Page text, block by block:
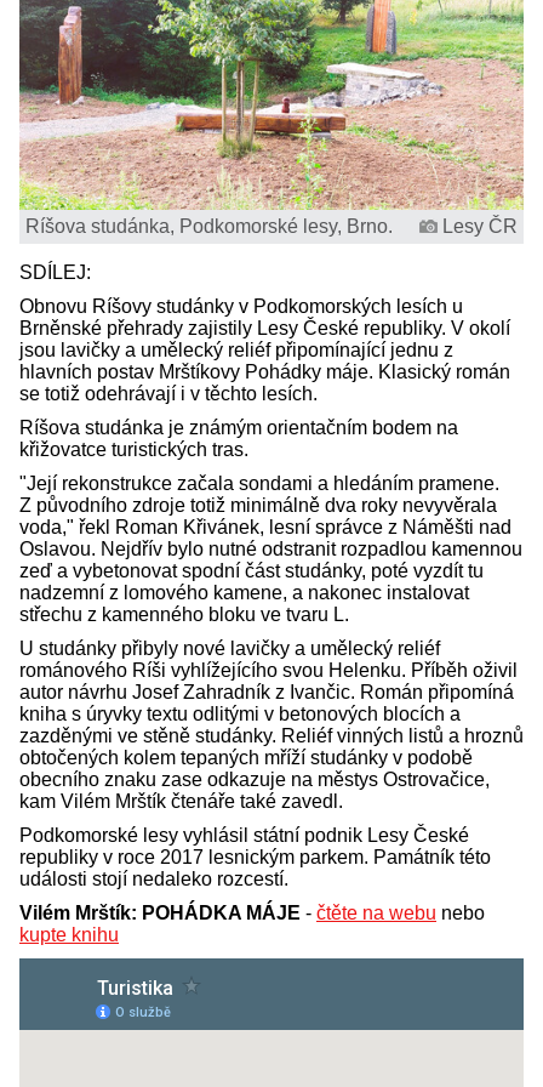
Ríšova studánka, Podkomorské lesy, Brno. Lesy ČR
SDÍLEJ:
Obnovu Ríšovy studánky v Podkomorských lesích u
Brněnské přehrady zajistily Lesy České republiky. V okolí
jsou lavičky a umělecký reliéf připomínající jednu z
hlavních postav Mrštíkovy Pohádky máje. Klasický román
se totiž odehrávají i v těchto lesích.
Ríšova studánka je známým orientačním bodem na
křižovatce turistických tras.
"Její rekonstrukce začala sondami a hledáním pramene.
Z původního zdroje totiž minimálně dva roky nevyvěrala
voda," řekl Roman Křivánek, lesní správce z Náměšti nad
Oslavou. Nejdřív bylo nutné odstranit rozpadlou kamennou
zeď a vybetonovat spodní část studánky, poté vyzdít tu
nadzemní z lomového kamene, a nakonec instalovat
střechu z kamenného bloku ve tvaru L.
U studánky přibyly nové lavičky a umělecký reliéf
románového Ríši vyhlížejícího svou Helenku. Příběh oživil
autor návrhu Josef Zahradník z Ivančic. Román připomíná
kniha s úryvky textu odlitými v betonových blocích a
zazděnými ve stěně studánky. Reliéf vinných listů a hroznů
obtočených kolem tepaných mříží studánky v podobě
obecního znaku zase odkazuje na městys Ostrovačice,
kam Vilém Mrštík čtenáře také zavedl.
Podkomorské lesy vyhlásil státní podnik Lesy České
republiky v roce 2017 lesnickým parkem. Památník této
události stojí nedaleko rozcestí.
Vilém Mrštík: POHÁDKA MÁJE - čtěte na webu nebo
kupte knihu